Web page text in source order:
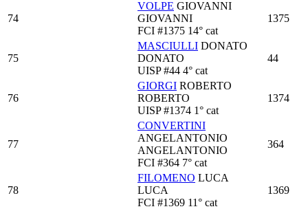
74
VOLPE GIOVANNI
GIOVANNI
FCI #1375 14° cat
1375
75
MASCIULLI DONATO
DONATO
UISP #44 4° cat
44
76
GIORGI ROBERTO
ROBERTO
UISP #1374 1° cat
1374
77
CONVERTINI
ANGELANTONIO
ANGELANTONIO
FCI #364 7° cat
364
78
FILOMENO LUCA
LUCA
FCI #1369 11° cat
1369